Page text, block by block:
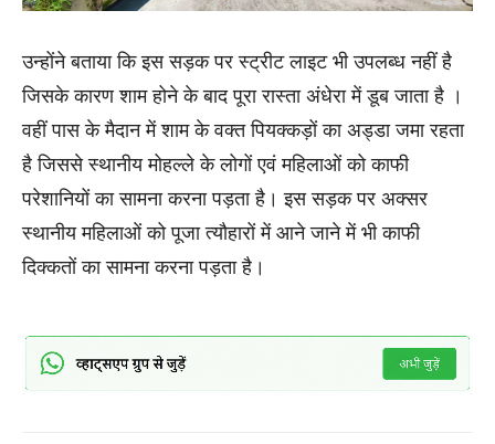
उन्होंने बताया कि इस सड़क पर स्ट्रीट लाइट भी उपलब्ध नहीं है
जिसके कारण शाम होने के बाद पूरा रास्ता अंधेरा में डूब जाता है ।
वहीं पास के मैदान में शाम के वक्त पियक्कड़ों का अड्डा जमा रहता
है जिससे स्थानीय मोहल्ले के लोगों एवं महिलाओं को काफी
परेशानियों का सामना करना पड़ता है। इस सड़क पर अक्सर
स्थानीय महिलाओं को पूजा त्यौहारों में आने जाने में भी काफी
दिक्कतों का सामना करना पड़ता है।